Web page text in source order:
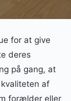
for at give
deres
på gang, at
af
forælder eller